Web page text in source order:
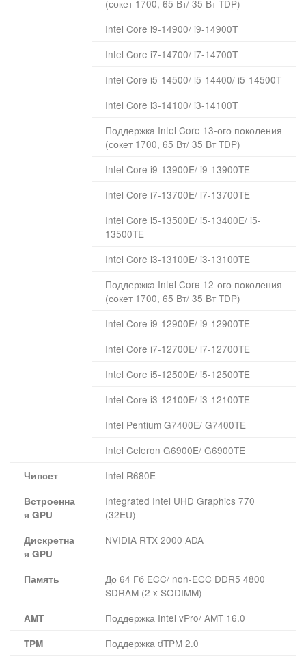
(сокет 1700, 65 Вт/ 35 Вт TDP)
Intel Core i9-14900/ i9-14900T
Intel Core i7-14700/ i7-14700T
Intel Core i5-14500/ i5-14400/ i5-14500T
Intel Core i3-14100/ i3-14100T
Поддержка Intel Core 13-ого поколения
(сокет 1700, 65 Вт/ 35 Вт TDP)
Intel Core i9-13900E/ i9-13900TE
Intel Core i7-13700E/ i7-13700TE
Intel Core i5-13500E/ i5-13400E/ i5-
13500TE
Intel Core i3-13100E/ i3-13100TE
Поддержка Intel Core 12-ого поколения
(сокет 1700, 65 Вт/ 35 Вт TDP)
Intel Core i9-12900E/ i9-12900TE
Intel Core i7-12700E/ i7-12700TE
Intel Core i5-12500E/ i5-12500TE
Intel Core i3-12100E/ i3-12100TE
Intel Pentium G7400E/ G7400TE
Intel Celeron G6900E/ G6900TE
Чипсет Intel R680E
Встроенна
я GPU
Integrated Intel UHD Graphics 770
(32EU)
Дискретна
я GPU
NVIDIA RTX 2000 ADA
Память
До 64 Гб ECC/ non-ECC DDR5 4800
SDRAM (2 x SODIMM)
AMT Поддержка Intel vPro/ AMT 16.0
TPM Поддержка dTPM 2.0